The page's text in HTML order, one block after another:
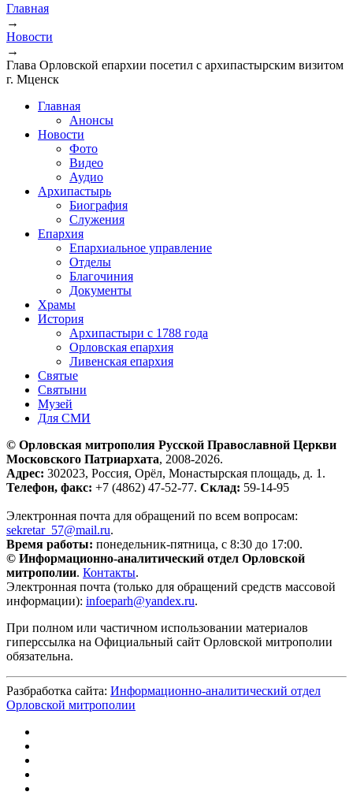
Главная
→
Новости
→
Глава Орловской епархии посетил с архипастырским визитом
г. Мценск
Главная
Анонсы
Новости
Фото
Видео
Аудио
Архипастырь
Биография
Служения
Епархия
Епархиальное управление
Отделы
Благочиния
Документы
Храмы
История
Архипастыри с 1788 года
Орловская епархия
Ливенская епархия
Святые
Святыни
Музей
Для СМИ
© Орловская митрополия Русской Православной Церкви
Московского Патриархата, 2008-2026.
Адрес: 302023, Россия, Орёл, Монастырская площадь, д. 1.
Телефон, факс: +7 (4862) 47-52-77. Склад: 59-14-95
Электронная почта для обращений по всем вопросам:
sekretar_57@mail.ru.
Время работы: понедельник-пятница, с 8:30 до 17:00.
© Информационно-аналитический отдел Орловской
митрополии. Контакты.
Электронная почта (только для обращений средств массовой
информации): infoeparh@yandex.ru.
При полном или частичном использовании материалов
гиперссылка на Официальный сайт Орловской митрополии
обязательна.
Разбработка сайта: Информационно-аналитический отдел
Орловской митрополии